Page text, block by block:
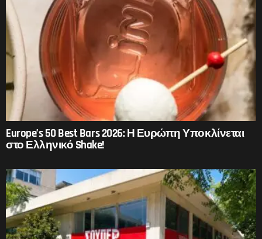
Europe’s 50 Best Bars 2026: Η Ευρώπη Υποκλίνεται
στο Ελληνικό Shake!